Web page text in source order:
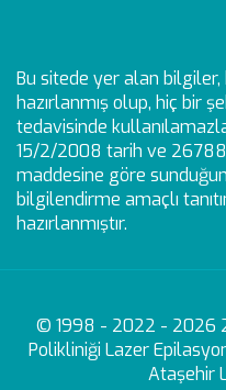
Bu sitede yer alan
hazırlanmış olup, hiç bir
tedavisinde
15/2/2008 tarih ve
maddesine göre
bilgilendirme amaçlı
hazırlanmıştır.
© 1998 - 2022 - 2026
Polikliniği Lazer
Ataşehir